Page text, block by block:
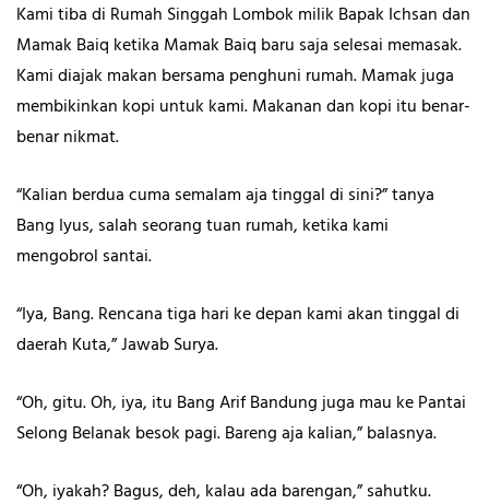
Kami tiba di Rumah Singgah Lombok milik Bapak Ichsan dan
Mamak Baiq ketika Mamak Baiq baru saja selesai memasak.
Kami diajak makan bersama penghuni rumah. Mamak juga
membikinkan kopi untuk kami. Makanan dan kopi itu benar-
benar nikmat.
“Kalian berdua cuma semalam aja tinggal di sini?” tanya
Bang Iyus, salah seorang tuan rumah, ketika kami
mengobrol santai.
“Iya, Bang. Rencana tiga hari ke depan kami akan tinggal di
daerah Kuta,” Jawab Surya.
“Oh, gitu. Oh, iya, itu Bang Arif Bandung juga mau ke Pantai
Selong Belanak besok pagi. Bareng aja kalian,” balasnya.
“Oh, iyakah? Bagus, deh, kalau ada barengan,” sahutku.